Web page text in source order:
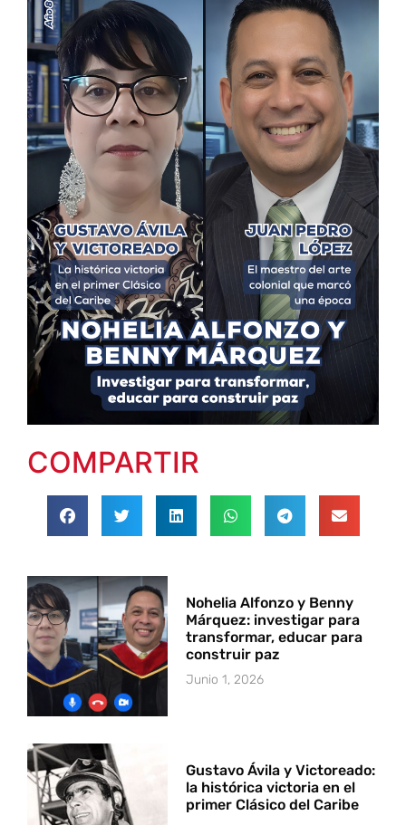
COMPARTIR
Nohelia Alfonzo y Benny
Márquez: investigar para
transformar, educar para
construir paz
Junio 1, 2026
Gustavo Ávila y Victoreado:
la histórica victoria en el
primer Clásico del Caribe